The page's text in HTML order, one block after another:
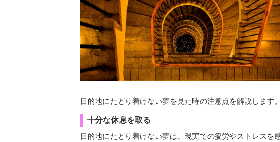
目的地にたどり着けない夢を見た時の注意点を解説します。
十分な休息を取る
目的地にたどり着けない夢は、現実での疲労やストレスを